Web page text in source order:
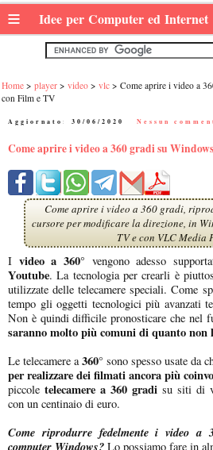
≡ Idee per Computer ed Internet
Home player video vlc
Come aprire i video a
con Film e TV
Aggiornato: 30/06/2020 Nessun
Come aprire i video a 360 gradi su
Come aprire i video a 360 gradi,
cursore per modificare la direzione, in
TV e con VLC Media
I video a 360° vengono adesso
Youtube. La tecnologia per crearli è
utilizzate delle telecamere speciali. Come
tempo gli oggetti tecnologici più avanzati
Non è quindi difficile pronosticare che nel
saranno molto più comuni di quanto non
Le telecamere a360° sono spesso usate da
per realizzare dei filmati ancora più
piccole telecamere a 360 gradi su siti di
con un centinaio di euro.
Come riprodurre fedelmente i video a
computer Windows? Lo possiamo fare in